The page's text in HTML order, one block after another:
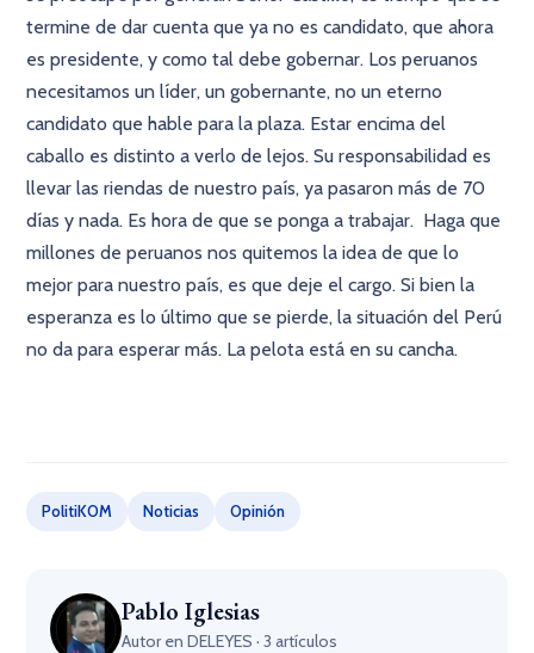
termine de dar cuenta que ya no es candidato, que ahora
es presidente, y como tal debe gobernar. Los peruanos
necesitamos un líder, un gobernante, no un eterno
candidato que hable para la plaza. Estar encima del
caballo es distinto a verlo de lejos. Su responsabilidad es
llevar las riendas de nuestro país, ya pasaron más de 70
días y nada. Es hora de que se ponga a trabajar. Haga que
millones de peruanos nos quitemos la idea de que lo
mejor para nuestro país, es que deje el cargo. Si bien la
esperanza es lo último que se pierde, la situación del Perú
no da para esperar más. La pelota está en su cancha.
PolitiKOM Noticias Opinión
Pablo Iglesias
Autor en DELEYES · 3 artículos